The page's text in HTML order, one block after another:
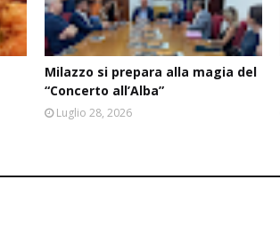
Milazzo si prepara alla magia del
“Concerto all’Alba”
Luglio 28, 2026